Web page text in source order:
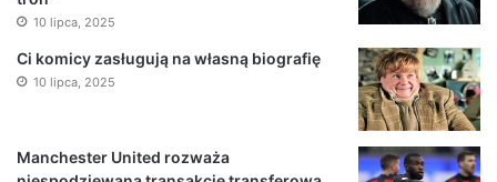
10 lipca, 2025
Ci komicy zasługują na własną biografię
10 lipca, 2025
Manchester United rozważa